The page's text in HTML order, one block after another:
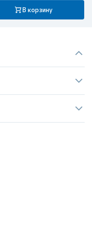
В корзину